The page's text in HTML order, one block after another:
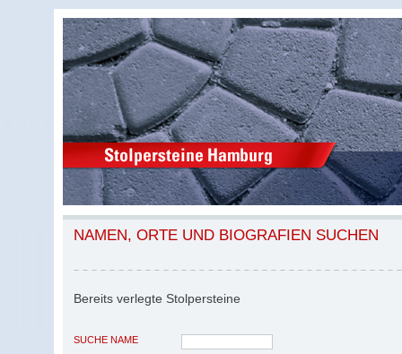
NAMEN, ORTE UND BIOGRAFIEN SUCHEN
Bereits verlegte Stolpersteine
SUCHE NAME